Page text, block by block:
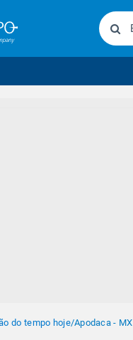
do tempo hoje/Apodaca - MX